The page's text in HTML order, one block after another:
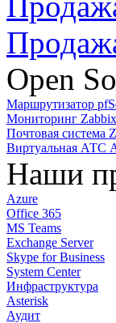
Open
Маршрутизатор
Мониторинг Zabbix
Почтовая система
Виртуальная АТС
Наши
Azure
Office 365
MS Teams
Exchange Server
Skype for Business
System Center
Инфраструктура
Asterisk
Аудит